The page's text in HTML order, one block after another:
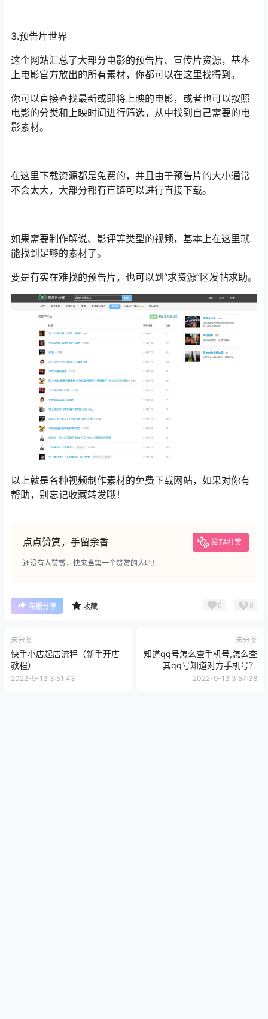
3.预告片世界
这个网站汇总了大部分电影的预告片、宣传片资源，基本
上电影官方放出的所有素材，你都可以在这里找得到。
你可以直接查找最新或即将上映的电影，或者也可以按照
电影的分类和上映时间进行筛选，从中找到自己需要的电
影素材。
在这里下载资源都是免费的，并且由于预告片的大小通常
不会太大，大部分都有直链可以进行直接下载。
如果需要制作解说、影评等类型的视频，基本上在这里就
能找到足够的素材了。
要是有实在难找的预告片，也可以到“求资源”区发帖求助。
以上就是各种视频制作素材的免费下载网站，如果对你有
帮助，别忘记收藏转发哦！
点点赞赏，手留余香 给TA打赏
还没有人赞赏，快来当第一个赞赏的人吧！
海报分享 收藏 0 0
未分类
快手小店起店流程（新手开店
教程）
2022-9-13 3:51:43
未分类
知道qq号怎么查手机号,怎么查
其qq号知道对方手机号？
2022-9-13 3:57:38